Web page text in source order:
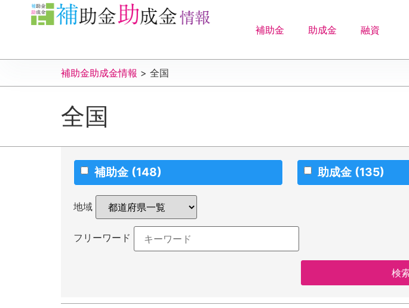
補助金 助成金 融資
補助金助成金情報 > 全国
全国
補助金 (148) 助成金 (135)
地域
フリーワード